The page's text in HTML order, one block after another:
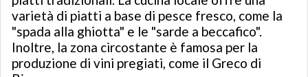
varietà di piatti a base di pesce fresco, come la
"spada alla ghiotta" e le "sarde a beccafico".
Inoltre, la zona circostante è famosa per la
produzione di vini pregiati, come il Greco di